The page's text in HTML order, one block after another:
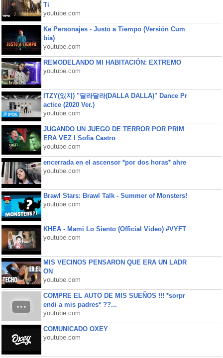
Ti
youtube.com
Ke Personajes - Justo a Tiempo (Versión Cum
bia)
youtube.com
REMODELANDO MI HABITACIÓN: EXTREMO
youtube.com
ITZY(있지) "달라달라(DALLA DALLA)" Dance Pr
actice (2020 Ver.)
youtube.com
JUGANDO UN JUEGO DE TERROR POR PRIM
ERA VEZ l Sofia Castro
youtube.com
encerrada en el ascensor *por dos horas* ahre
youtube.com
Brawl Stars: Brawl Talk - Summer of Monsters!
youtube.com
KHEA - Mami Lo Siento (Official Video) #VYFT
youtube.com
MIS VECINOS PENSARON QUE ERA UN LADR
ON
youtube.com
COMPRE EL AUTO DE MIS SUEÑOS !!! *sorpr
endi a mis padres* ??...
youtube.com
COMUNICADO OXEY
youtube.com